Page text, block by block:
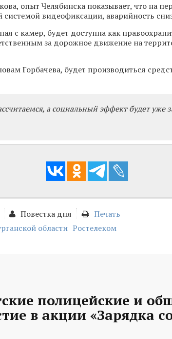
опыт Челябинска показывает, что на
системой видеофиксации, аварийность
с камер, будет доступна как
за дорожное движение на
Горбачева, будет производиться
а социальный эффект будет уже
Повестка дня
Печать
области Ростелеком
полицейские и
в акции «Зарядка